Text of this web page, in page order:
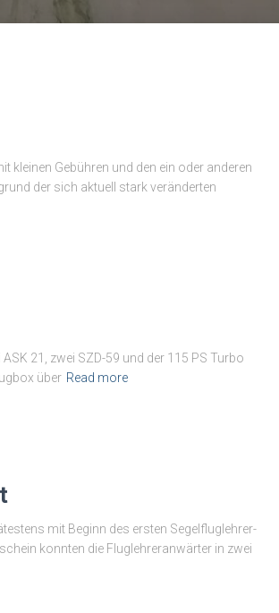
kleinen Gebühren und den ein oder anderen
der sich aktuell stark veränderten
21, zwei SZD-59 und der 115 PS Turbo
über Read more
mit Beginn des ersten Segelfluglehrer-
konnten die Fluglehreranwärter in zwei